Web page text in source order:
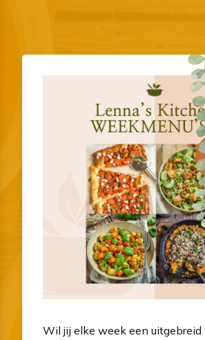
Wil jij elke week een uitgebreid